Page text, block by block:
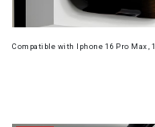
Compatible with Iphone 16 Pro Max,